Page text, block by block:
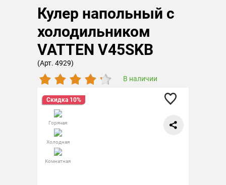
Кулер напольный с
холодильником
VATTEN V45SKB
(Арт. 4929)
В наличии
Скидка 10%
Горячая
Холодная
Комнатная